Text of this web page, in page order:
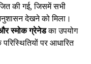
की गई, जिसमें सभी
देखने को मिला।
स्मोक ग्रेनेडका उपयोग
पर आधारित